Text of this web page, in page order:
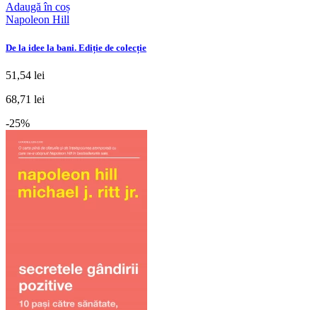
Adaugă în coș
Napoleon Hill
De la idee la bani. Ediție de colecție
51,54 lei
68,71 lei
-25%